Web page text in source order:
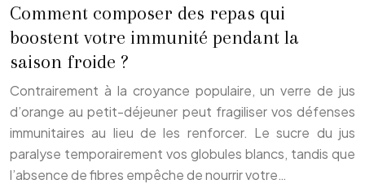
Comment composer des repas qui
boostent votre immunité pendant la
saison froide ?
Contrairement à la croyance populaire, un verre de jus
d’orange au petit-déjeuner peut fragiliser vos défenses
immunitaires au lieu de les renforcer. Le sucre du jus
paralyse temporairement vos globules blancs, tandis que
l’absence de fibres empêche de nourrir votre…